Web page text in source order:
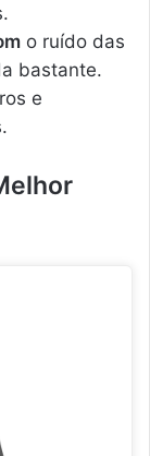
o ruído das
bastante.
e